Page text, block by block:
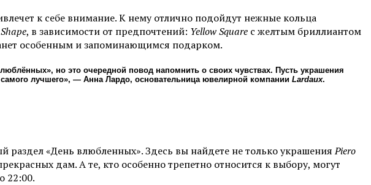
к себе внимание. К нему отлично подойдут нежные кольца
, в зависимости от предпочтений: Yellow Square с желтым бриллиантом
особенным и запоминающимся подарком.
но это очередной повод напомнить о своих чувствах. Пусть украшения
лучшего», — Анна Лардо, основательница ювелирной компании Lardaux.
раздел «День влюбленных». Здесь вы найдете не только украшенияPiero
дам. А те, кто особенно трепетно относится к выбору, могут
22:00.